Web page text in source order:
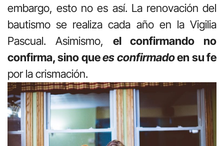
embargo, esto no es así. La renovación del
bautismo se realiza cada año en la Vigilia
Pascual. Asimismo, el confirmando no
confirma, sino quees confirmadoen su fe
por la crismación.